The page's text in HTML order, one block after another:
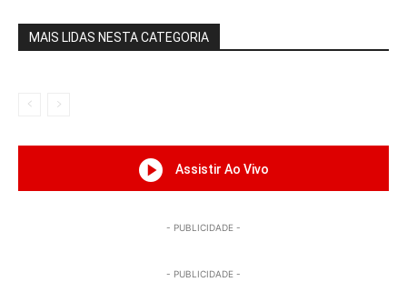
MAIS LIDAS NESTA CATEGORIA
Assistir Ao Vivo
- PUBLICIDADE -
- PUBLICIDADE -